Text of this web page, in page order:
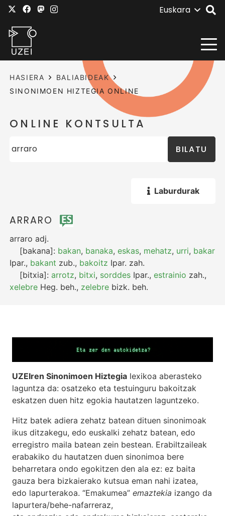
Euskara
HASIERA
BALIABIDEAK
SINONIMOEN HIZTEGIA ONLINE
ONLINE KONTSULTA
BILATU
Laburdurak
ARRARO
arraro adj.
[bakana]: bakan, banaka,eskas, mehatz, urri, bakar
Ipar., bakant zub., bakoitz Ipar. zah.
[bitxia]:arrotz, bitxi, sorddes Ipar.,estrainio zah.,
xelebre Heg. beh., zelebre bizk. beh.
UZEIren Sinonimoen Hiztegia lexikoa aberasteko
laguntza da: osatzeko eta testuinguru bakoitzak
eskatzen duen hitz egokia hautatzen laguntzeko.
Hitz batek adiera zehatz batean dituen sinonimoak
ikus ditzakegu, edo euskalki zehatz batean, edo
erregistro maila batean zein bestean. Erabiltzaileak
erabakiko du hautatzen duen sinonimoa bere
beharretara ondo egokitzen den ala ez: ez baita
gauza bera bizkaierako kutsua eman nahi izatea,
edo lapurterakoa. “Emakumea” emaztekia izango da
lapurtera/behe-nafarreraz,